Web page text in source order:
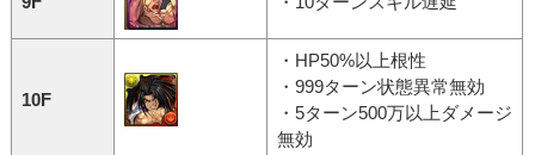
10F
・HP50%以上根性
・999ターン状態異常無効
・5ターン500万以上ダメージ
無効